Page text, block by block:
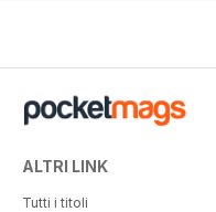
ALTRI LINK
Tutti i titoli